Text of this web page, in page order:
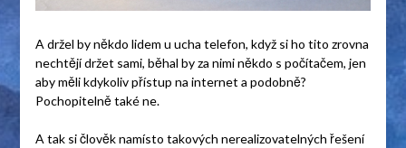
A držel by někdo lidem u ucha telefon, když si ho tito zrovna
nechtějí držet sami, běhal by za nimi někdo s počítačem, jen
aby měli kdykoliv přístup na internet a podobně?
Pochopitelně také ne.
A tak si člověk namísto takových nerealizovatelných řešení